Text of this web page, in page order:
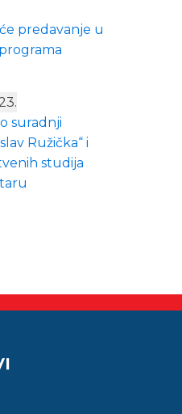
predavanje u
suradnji
Ružička“ i
studija